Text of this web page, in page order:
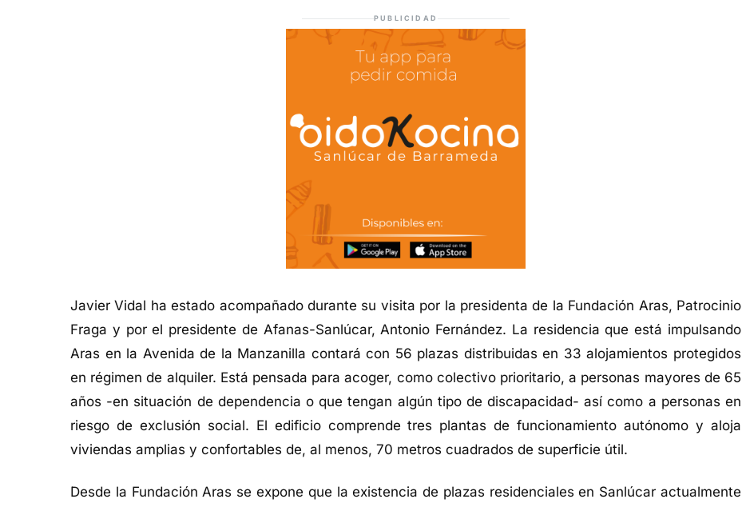
PUBLICIDAD
Javier Vidal ha estado acompañado durante su visita por la presidenta de la Fundación Aras, Patrocinio
Fraga y por el presidente de Afanas-Sanlúcar, Antonio Fernández. La residencia que está impulsando
Aras en la Avenida de la Manzanilla contará con 56 plazas distribuidas en 33 alojamientos protegidos
en régimen de alquiler. Está pensada para acoger, como colectivo prioritario, a personas mayores de 65
años -en situación de dependencia o que tengan algún tipo de discapacidad- así como a personas en
riesgo de exclusión social. El edificio comprende tres plantas de funcionamiento autónomo y aloja
viviendas amplias y confortables de, al menos, 70 metros cuadrados de superficie útil.
Desde la Fundación Aras se expone que la existencia de plazas residenciales en Sanlúcar actualmente